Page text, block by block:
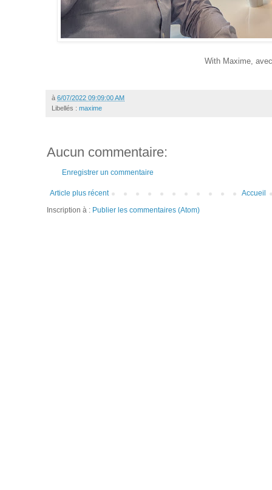
With Maxime,
à 6/07/2022 09:09:00 AM
Libellés : maxime
Aucun commentaire:
Enregistrer un commentaire
Article plus récent
Accueil
Inscription à : Publier les commentaires (Atom)